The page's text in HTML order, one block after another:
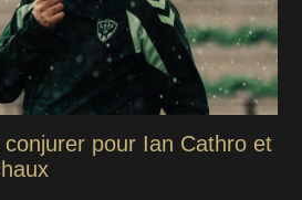
pour Ian Cathro et